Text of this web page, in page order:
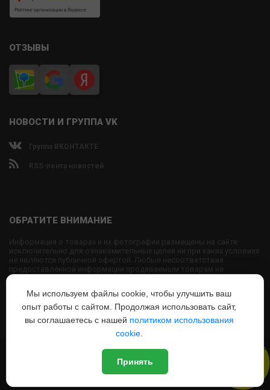
ОТЗЫВЫ
НОВОСТИ И ГРУППА VK
Группа ВКОНТАКТЕ
RSS-лента новостей
ОБРАТИТЕ ВНИМАНИЕ
Информация о товарах и их фотографии размещены на сайте
исключительно для ознакомительных целей ни при каких условиях
не являются публичной офертой. Любые несоответствия
предоставленной информации продаваемым товарам не
являются основанием для претензий, так как внешний вид и
свое усмотрение.
Использование текстовых или графических материалов с сайта
запрещено без согласования с администрацией USPORTS
Политика конфиденциальности
Мы используем файлы cookie, чтобы улучшить ваш
опыт работы с сайтом. Продолжая использовать сайт,
вы соглашаетесь с нашей политиком использования
cookie.
Принять
Новый
Дизайн